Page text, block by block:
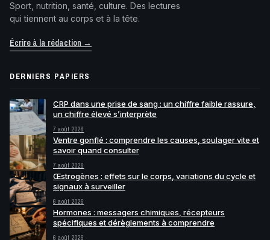
Sport, nutrition, santé, culture. Des lectures
qui tiennent au corps et à la tête.
Écrire à la rédaction →
DERNIERS PAPIERS
CRP dans une prise de sang : un chiffre faible rassure,
un chiffre élevé s’interprète
7 août 2026
Ventre gonflé : comprendre les causes, soulager vite et
savoir quand consulter
7 août 2026
Œstrogènes : effets sur le corps, variations du cycle et
signaux à surveiller
6 août 2026
Hormones : messagers chimiques, récepteurs
spécifiques et dérèglements à comprendre
6 août 2026